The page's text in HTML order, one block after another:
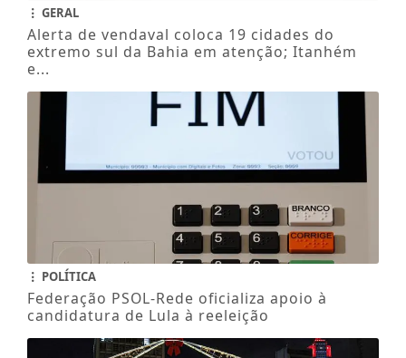
GERAL
Alerta de vendaval coloca 19 cidades do
extremo sul da Bahia em atenção; Itanhém
e...
POLÍTICA
Federação PSOL-Rede oficializa apoio à
candidatura de Lula à reeleição